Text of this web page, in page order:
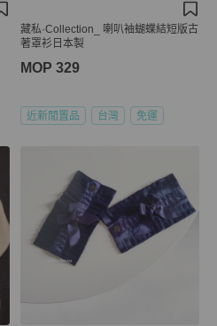
藏私·Collection_ 喇叭袖蝴蝶結短版古
著罩衫日本製
MOP 329
近新閒置品 台灣 免運